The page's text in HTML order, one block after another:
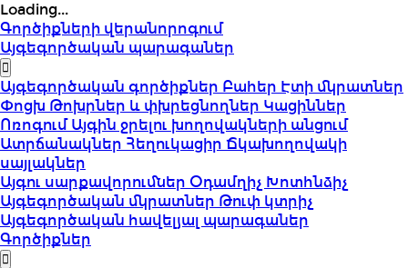
Loading...
Գործիքների վերանորոգում
Այգեգործական պարագաներ
Այգեգործական գործիքներ Բահեր Էտի մկրատներ
Փոցխ Թոխրներ և փխրեցնողներ Կացիններ
ՈռոգումԱյգին ջրելու խողովակների անցում
Ատրճանակներ Հեղուկացիր Ճկախողովակի
սայլակներ
Այգու սարքավորումներ Օդամղիչ Խոտհնձիչ
Այգեգործական մկրատներ Թուփ կտրիչ
Այգեգործական հավելյալ պարագաներ
Գործիքներ